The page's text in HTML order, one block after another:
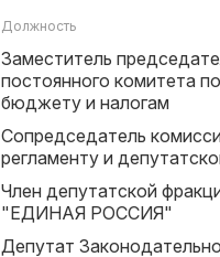
Должность
Заместитель
постоянного комитета по
бюджету и налогам
Сопредседатель
регламенту и
Член депутатской
"ЕДИНАЯ РОССИЯ"
Депутат